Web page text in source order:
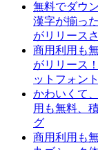
無料でダウ
漢字が揃っ
がリリース
商用利用も
がリリース
ットフォント
かわいくて
用も無料、
グ
商用利用も